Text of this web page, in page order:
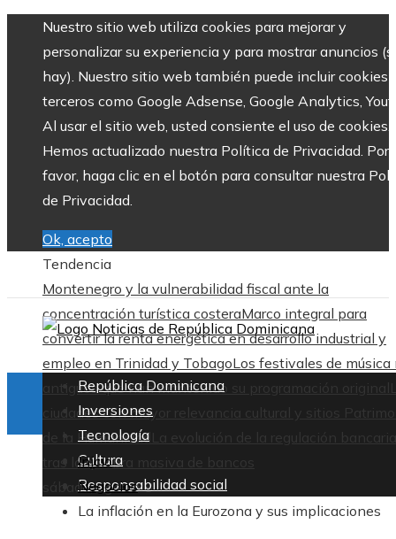
Nuestro sitio web utiliza cookies para mejorar y
personalizar su experiencia y para mostrar anuncios
hay). Nuestro sitio web también puede incluir cookies
terceros como Google Adsense, Google Analytics,
Al usar el sitio web, usted consiente el uso de cookies.
Hemos actualizado nuestra Política de Privacidad. Por
favor, haga clic en el botón para consultar nuestra
de Privacidad.
Ok, acepto
Tendencia
Montenegro y la vulnerabilidad fiscal ante la
concentración turística costeraMarco integral para
convertir la renta energética en desarrollo industrial y
empleo en Trinidad y TobagoLos festivales de música
antiguos que han mantenido su programación original
ciudades con mayor relevancia cultural y sitios
de la Humanidad La evolución de la regulación bancaria
tras la quiebra masiva de bancos
sábado, agosto 8
República Dominicana
Inversiones
Tecnología
Cultura
Responsabilidad social
Inicio
Negocios
La inflación en la Eurozona y sus implicaciones